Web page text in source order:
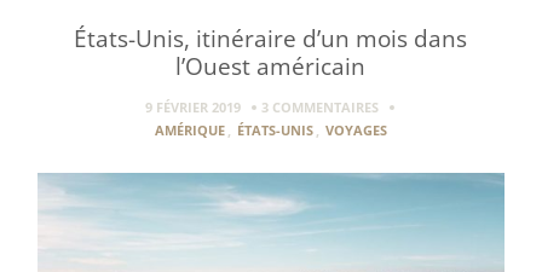
États-Unis, itinéraire d’un mois dans
l’Ouest américain
9 FÉVRIER 2019
3 COMMENTAIRES
AMÉRIQUE , ÉTATS-UNIS , VOYAGES